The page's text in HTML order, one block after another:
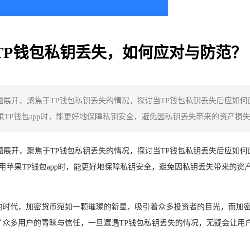
钱包私钥丢失，如何应对与防范？
展开，聚焦于TP钱包私钥丢失的情况，探讨当TP钱包私钥丢失后应如
钱包app时，能更好地保障私钥安全，避免因私钥丢失带来的资产损
展开，聚焦于TP钱包私钥丢失的情况，探讨当TP钱包私钥丢失后应如
苹果TP钱包app时，能更好地保障私钥安全，避免因私钥丢失带来的
代，加密货币宛如一颗璀璨的新星，吸引着众多投资者的目光，而加
多用户的青睐与信任，一旦遭遇TP钱包私钥丢失的情况，无疑会让